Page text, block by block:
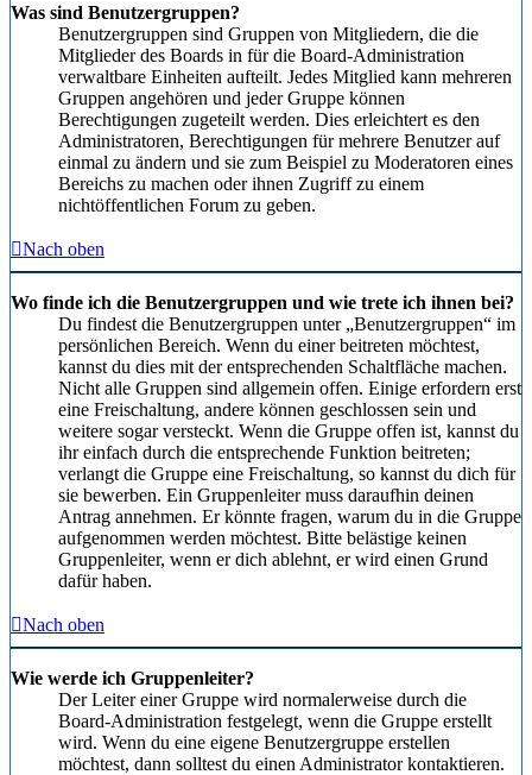
Was sind Benutzergruppen?
Benutzergruppen sind Gruppen von Mitgliedern, die die
Mitglieder des Boards in für die Board-Administration
verwaltbare Einheiten aufteilt. Jedes Mitglied kann mehreren
Gruppen angehören und jeder Gruppe können
Berechtigungen zugeteilt werden. Dies erleichtert es den
Administratoren, Berechtigungen für mehrere Benutzer auf
einmal zu ändern und sie zum Beispiel zu Moderatoren eines
Bereichs zu machen oder ihnen Zugriff zu einem
nichtöffentlichen Forum zu geben.
Nach oben
Wo finde ich die Benutzergruppen und wie trete ich ihnen bei?
Du findest die Benutzergruppen unter „Benutzergruppen“ im
persönlichen Bereich. Wenn du einer beitreten möchtest,
kannst du dies mit der entsprechenden Schaltfläche machen.
Nicht alle Gruppen sind allgemein offen. Einige erfordern erst
eine Freischaltung, andere können geschlossen sein und
weitere sogar versteckt. Wenn die Gruppe offen ist, kannst du
ihr einfach durch die entsprechende Funktion beitreten;
verlangt die Gruppe eine Freischaltung, so kannst du dich für
sie bewerben. Ein Gruppenleiter muss daraufhin deinen
Antrag annehmen. Er könnte fragen, warum du in die Gruppe
aufgenommen werden möchtest. Bitte belästige keinen
Gruppenleiter, wenn er dich ablehnt, er wird einen Grund
dafür haben.
Nach oben
Wie werde ich Gruppenleiter?
Der Leiter einer Gruppe wird normalerweise durch die
Board-Administration festgelegt, wenn die Gruppe erstellt
wird. Wenn du eine eigene Benutzergruppe erstellen
möchtest, dann solltest du einen Administrator kontaktieren.